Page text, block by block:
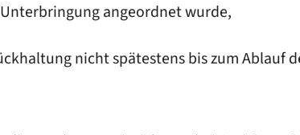
angeordnet wurde,
nicht spätestens bis zum Ablauf